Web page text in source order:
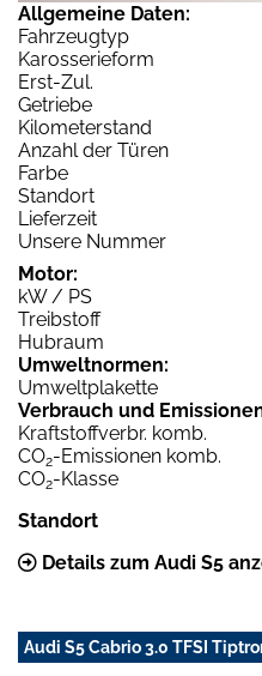
Allgemeine Daten:
Fahrzeugtyp
Karosserieform
Erst-Zul.
Getriebe
Kilometerstand
Anzahl der Türen
Farbe
Standort
Lieferzeit
Unsere Nummer
Motor:
kW / PS
Treibstoff
Hubraum
Umweltnormen:
Umweltplakette
Verbrauch und
Kraftstoffverbr. komb.
CO2-Emissionen komb.
CO2-Klasse
Standort
Details zum Audi S5
Audi S5 Cabrio 3.0 TFSI